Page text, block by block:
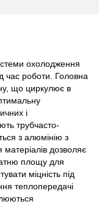
охолодження
час роботи. Головна
що циркулює в
і
трубчасто-
з алюмінію з
дозволяє
площу для
міцність під
теплопередачі